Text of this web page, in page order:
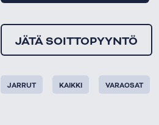
JÄTÄ SOITTOPYYNTÖ
JARRUT KAIKKI VARAOSAT